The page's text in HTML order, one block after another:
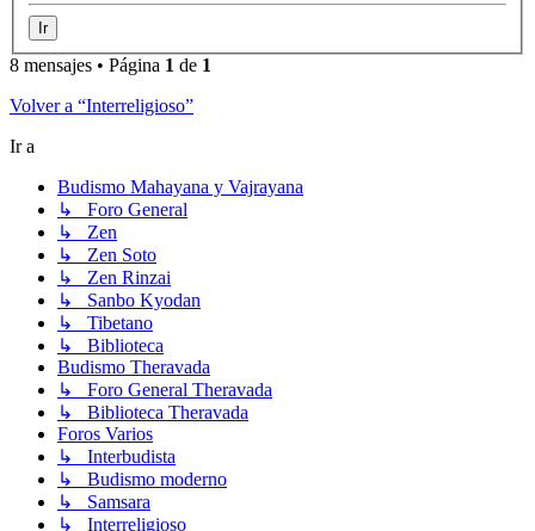
8 mensajes • Página 1 de 1
Volver a “Interreligioso”
Ir a
Budismo Mahayana y Vajrayana
↳ Foro General
↳ Zen
↳ Zen Soto
↳ Zen Rinzai
↳ Sanbo Kyodan
↳ Tibetano
↳ Biblioteca
Budismo Theravada
↳ Foro General Theravada
↳ Biblioteca Theravada
Foros Varios
↳ Interbudista
↳ Budismo moderno
↳ Samsara
↳ Interreligioso